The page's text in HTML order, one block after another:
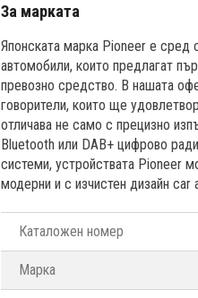
За марката
Японската марка Pioneer е сред
автомобили, които предлагат
превозно средство. В нашата
говорители, които ще
отличава не само с прецизно
Bluetooth или DAB+ цифрово
системи, устройствата Pioneer
модерни и с изчистен дизайн
Каталожен номер
Марка